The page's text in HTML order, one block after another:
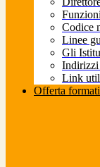
Codice
Linee
Gli
Link
Offerta